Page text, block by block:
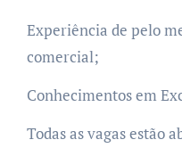
Experiência de pelo
comercial;
Conhecimentos em
Todas as vagas estão